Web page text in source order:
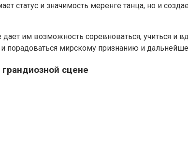
статус и значимость меренге танца, но и
им возможность соревноваться, учиться и
порадоваться мирскому признанию и
сцене